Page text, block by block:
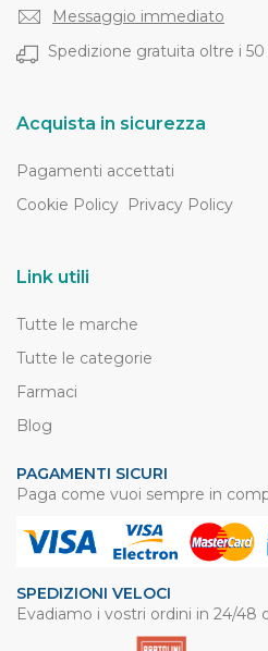
Messaggio immediato
Spedizione gratuita oltre i
Acquista in sicurezza
Pagamenti accettati
Cookie Policy Privacy Policy
Link utili
Tutte le marche
Tutte le categorie
Farmaci
Blog
PAGAMENTI SICURI
Paga come vuoi sempre in
SPEDIZIONI VELOCI
Evadiamo i vostri ordini in 24/48